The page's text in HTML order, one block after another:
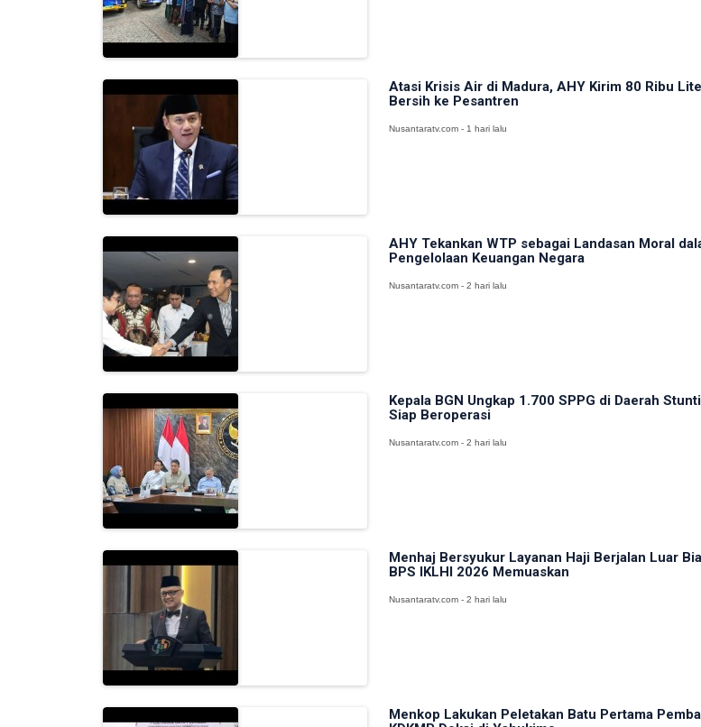
Atasi Krisis Air di Madura, AHY Kirim 80 Ribu
Bersih ke Pesantren
Nusantaratv.com - 1 hari lalu
AHY Tekankan WTP sebagai Landasan Moral
Pengelolaan Keuangan Negara
Nusantaratv.com - 2 hari lalu
Kepala BGN Ungkap 1.700 SPPG di Daerah
Siap Beroperasi
Nusantaratv.com - 2 hari lalu
Menhaj Bersyukur Layanan Haji Berjalan Luar
BPS IKLHI 2026 Memuaskan
Nusantaratv.com - 2 hari lalu
Menkop Lakukan Peletakan Batu Pertama